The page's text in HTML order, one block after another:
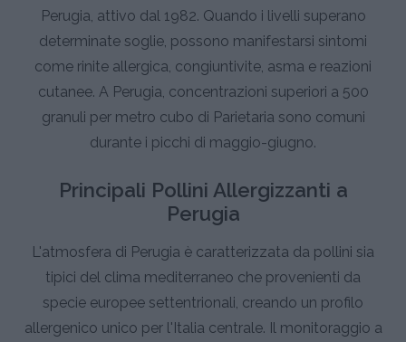
Perugia, attivo dal 1982. Quando i livelli superano
determinate soglie, possono manifestarsi sintomi
come rinite allergica, congiuntivite, asma e reazioni
cutanee. A Perugia, concentrazioni superiori a 500
granuli per metro cubo di Parietaria sono comuni
durante i picchi di maggio-giugno.
Principali Pollini Allergizzanti a
Perugia
L'atmosfera di Perugia è caratterizzata da pollini sia
tipici del clima mediterraneo che provenienti da
specie europee settentrionali, creando un profilo
allergenico unico per l'Italia centrale. Il monitoraggio a